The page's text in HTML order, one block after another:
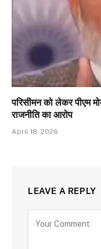
परिसीमन को लेकर पीएम
राजनीति का आरोप
April 18, 2026
LEAVE A REPLY